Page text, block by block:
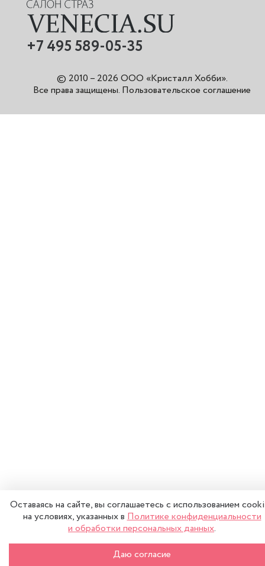
+7 495 589-05-35
© 2010 – 2026 ООО «Кристалл Хобби».
Все права защищены. Пользовательское соглашение
Оставаясь на сайте, вы соглашаетесь с использованием
на условиях, указанных вПолитике конфиденциальности
и обработки персональных данных.
Даю согласие